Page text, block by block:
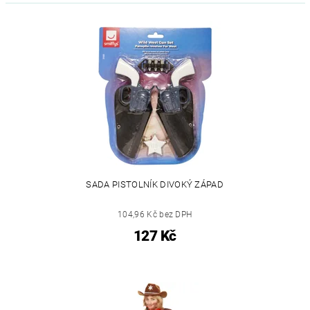
SADA PISTOLNÍK DIVOKÝ ZÁPAD
104,96 Kč bez DPH
127 Kč